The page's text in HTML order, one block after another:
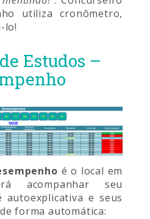
utiliza cronômetro,
lo!
Estudos –
é o local em
acompanhar seu
autoexplicativa e seus
forma automática: